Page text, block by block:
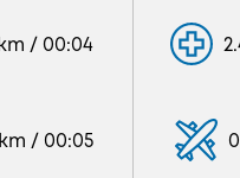
/ 00:04
/ 00:05